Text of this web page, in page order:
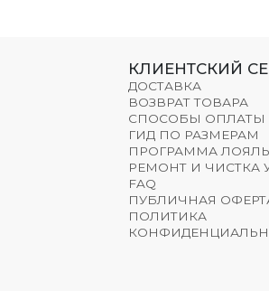
КЛИЕНТСКИЙ
ДОСТАВКА
ВОЗВРАТ ТОВАРА
СПОСОБЫ ОПЛАТЫ
ГИД ПО РАЗМЕРАМ
ПРОГРАММА
РЕМОНТ И ЧИСТКА
FAQ
ПУБЛИЧНАЯ
ПОЛИТИКА